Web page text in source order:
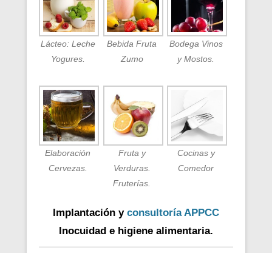
Lácteo: Leche
Yogures.
Bebida Fruta
Zumo
Bodega Vinos
y Mostos.
Elaboración
Cervezas.
Fruta y
Verduras.
Fruterías.
Cocinas y
Comedor
Implantación y consultoría APPCC
Inocuidad e higiene alimentaria.